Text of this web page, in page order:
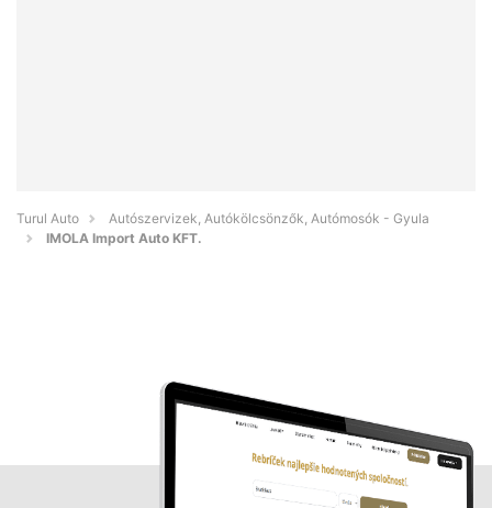
Turul Auto
Autószervizek, Autókölcsönzők, Autómosók - Gyula
IMOLA Import Auto KFT.